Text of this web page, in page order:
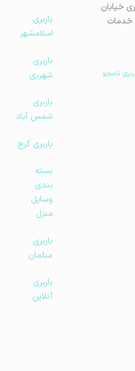
باربری
اسلامشهر
باربری
شهرری
باربری
شمس آباد
باربری کرج
بسته
بندی
وسایل
منزل
باربری
مبلمان
باربری
آنلاین